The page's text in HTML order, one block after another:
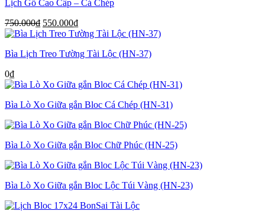
Lịch Gỗ Cao Cấp – Cá Chép
750.000₫ Giá
gốc
750.000₫.
550.000₫Giá
hiện
là:
Bìa Lịch Treo Tường Tài Lộc (HN-37)
0₫
Bìa Lò Xo Giữa gắn Bloc Cá Chép (HN-31)
Bìa Lò Xo Giữa gắn Bloc Chữ Phúc (HN-25)
Bìa Lò Xo Giữa gắn Bloc Lộc Túi Vàng (HN-23)